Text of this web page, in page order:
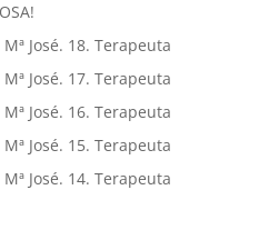
José. 18. Terapeuta
José. 17. Terapeuta
José. 16. Terapeuta
José. 15. Terapeuta
José. 14. Terapeuta